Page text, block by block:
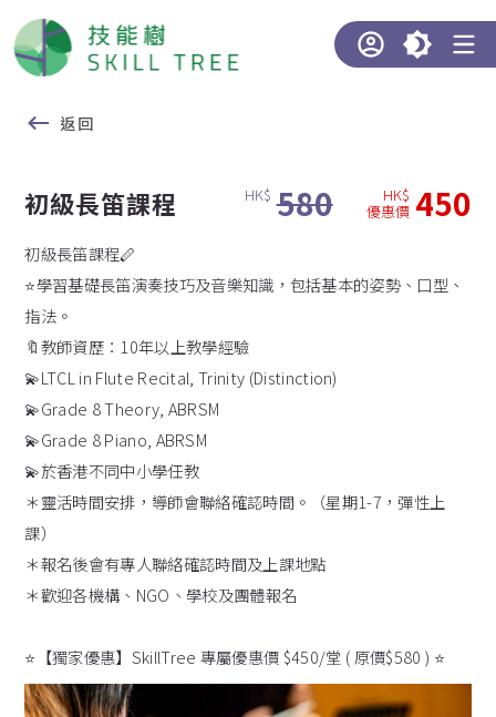
返回
初級長笛課程 HK$ 580 HK$
優惠價 450
初級長笛課程🪈
⭐️學習基礎長笛演奏技巧及音樂知識，包括基本的姿勢、口型、
指法。
🔖教師資歷：10年以上教學經驗
💫LTCL in Flute Recital, Trinity (Distinction)
💫Grade 8 Theory, ABRSM
💫Grade 8 Piano, ABRSM
💫於香港不同中小學任教
＊靈活時間安排，導師會聯絡確認時間。（星期1-7，彈性上
課）
＊報名後會有專人聯絡確認時間及上課地點
＊歡迎各機構、NGO、學校及團體報名
⭐️【獨家優惠】SkillTree 專屬優惠價 $450/堂 ( 原價$580 ) ⭐️